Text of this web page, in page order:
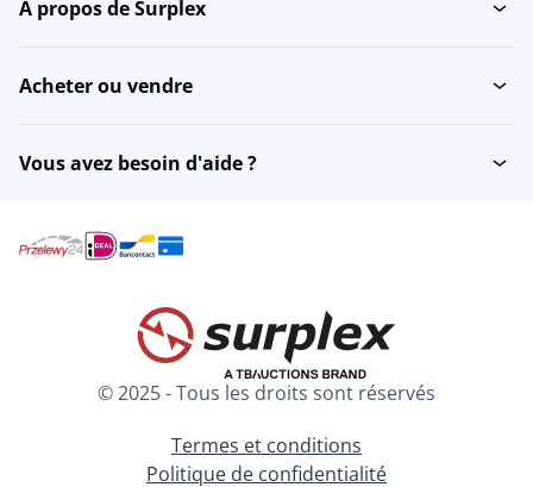
Pare-brise
Ordinateurs pour vélos Garde-boue
À propos de Surplex
Acheter ou vendre
Vous avez besoin d'aide ?
© 2025 - Tous les droits sont réservés
Termes et conditions
Politique de confidentialité